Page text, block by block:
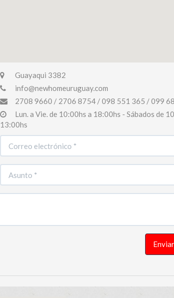
Guayaqui 3382
info@newhomeuruguay.com
2708 9660 / 2706 8754 / 098 551 365 / 099
Lun. a Vie. de 10:00hs a 18:00hs - Sábados de
13:00hs